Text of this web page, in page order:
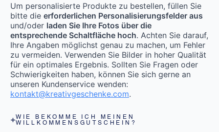
Um personalisierte Produkte zu bestellen, füllen Sie
bitte die erforderlichen Personalisierungsfelder aus
und/oder laden Sie Ihre Fotos über die
entsprechende Schaltfläche hoch. Achten Sie darauf,
Ihre Angaben möglichst genau zu machen, um Fehler
zu vermeiden. Verwenden Sie Bilder in hoher Qualität
für ein optimales Ergebnis. Sollten Sie Fragen oder
Schwierigkeiten haben, können Sie sich gerne an
unseren Kundenservice wenden:
kontakt@kreativgeschenke.com.
WIE BEKOMME ICH MEINEN
WILLKOMMENSGUTSCHEIN?